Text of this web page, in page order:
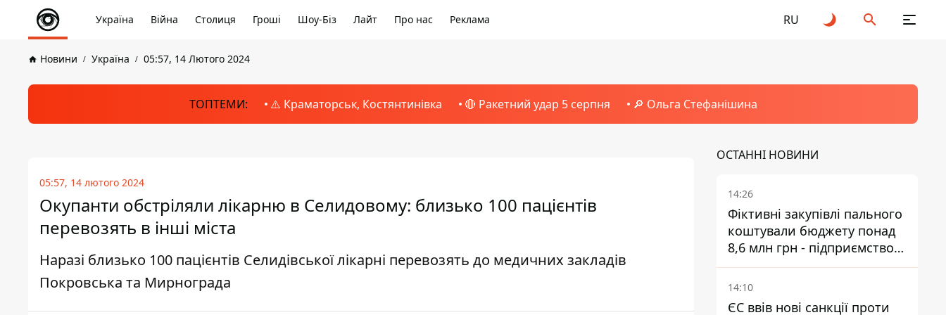
Україна Війна Столиця Гроші Шоу-Біз Лайт Про нас Реклама RU
Новини Україна 05:57, 14 Лютого 2024
ТОПТЕМИ: ⚠️ Краматорськ, Костянтинівка 🔴 Ракетний удар 5 серпня 🔎 Ольга Стефанішина
05:57, 14 лютого 2024
Окупанти обстріляли лікарню в Селидовому: близько 100 пацієнтів
перевозять в інші міста
Наразі близько 100 пацієнтів Селидівської лікарні перевозять до медичних закладів
Покровська та Мирнограда
ОСТАННІ НОВИНИ
14:26
Фіктивні закупівлі пального
коштували бюджету понад
8,6 млн грн - підприємство
відшкодувало збитки
14:10
ЄС ввів нові санкції проти